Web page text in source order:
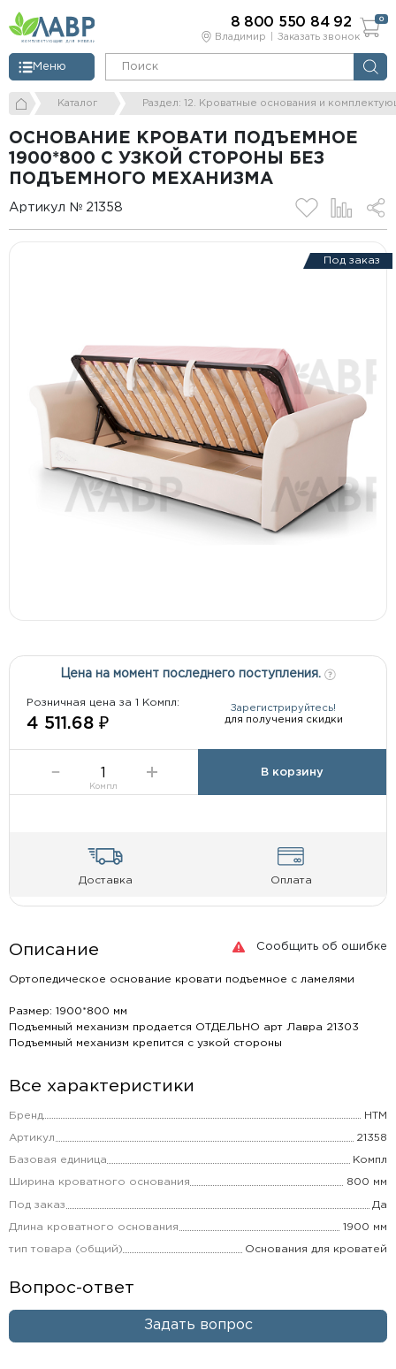
Владимир Заказать звонок
Меню
8 800 550 84 92 0
Каталог Раздел: 12. Кроватные основания и
ОСНОВАНИЕ КРОВАТИ ПОДЪЕМНОЕ
1900*800 С УЗКОЙ СТОРОНЫ БЕЗ
ПОДЪЕМНОГО МЕХАНИЗМА
Артикул № 21358
Под заказ
Цена на момент последнего поступления.
Розничная цена за 1 Компл:
4 511.68 ₽
Зарегистрируйтесь!
для получения скидки
Компл
В корзину
Доставка Оплата
Сообщить об ошибке
Описание
Ортопедическое основание кровати подъемное с ламелями
Размер: 1900*800 мм
Подъемный механизм продается ОТДЕЛЬНО арт Лавра 21303
Подъемный механизм крепится с узкой стороны
Все характеристики
Бренд НТМ
Артикул 21358
Базовая единица Компл
Ширина кроватного основания 800 мм
Под заказ Да
Длина кроватного основания 1900 мм
тип товара (общий) Основания для кроватей
Вопрос-ответ
Задать вопрос